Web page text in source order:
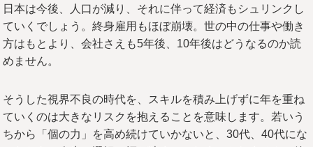
日本は今後、人口が減り、それに伴って経済もシュリンクし
ていくでしょう。終身雇用もほぼ崩壊。世の中の仕事や働き
方はもとより、会社さえも5年後、10年後はどうなるのか読
めません。
そうした視界不良の時代を、スキルを積み上げずに年を重ね
ていくのは大きなリスクを抱えることを意味します。若いう
ちから「個の力」を高め続けていかないと、30代、40代にな